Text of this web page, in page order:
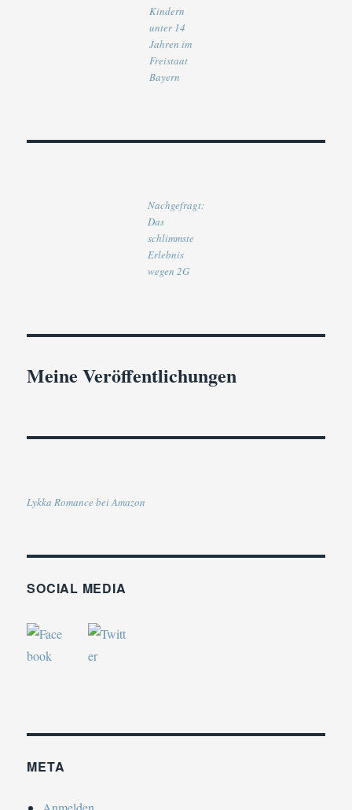
Kindern
unter 14
Jahren im
Freistaat
Bayern
Nachgefragt:
Das
schlimmste
Erlebnis
wegen 2G
Meine Veröffentlichungen
Lykka Romance bei Amazon
SOCIAL MEDIA
META